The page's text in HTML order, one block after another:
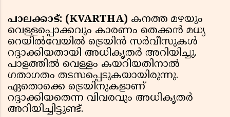
പാലക്കാട്: (KVARTHA) കനത്ത മഴയും
വെള്ളപ്പൊക്കവും കാരണം തെക്കന്‍ മധ്യ
റെയില്‍വേയില്‍ ട്രെയിന്‍ സര്‍വീസുകള്‍
റദ്ദാക്കിയതായി അധികൃതര്‍ അറിയിച്ചു.
പാളത്തില്‍ വെള്ളം കയറിയതിനാല്‍
ഗതാഗതം തടസപ്പെടുകയായിരുന്നു.
ഏതൊക്കെ ട്രെയിനുകളാണ്
റദ്ദാക്കിയതെന്ന വിവരവും അധികൃതര്‍
അറിയിച്ചിട്ടുണ്ട്.